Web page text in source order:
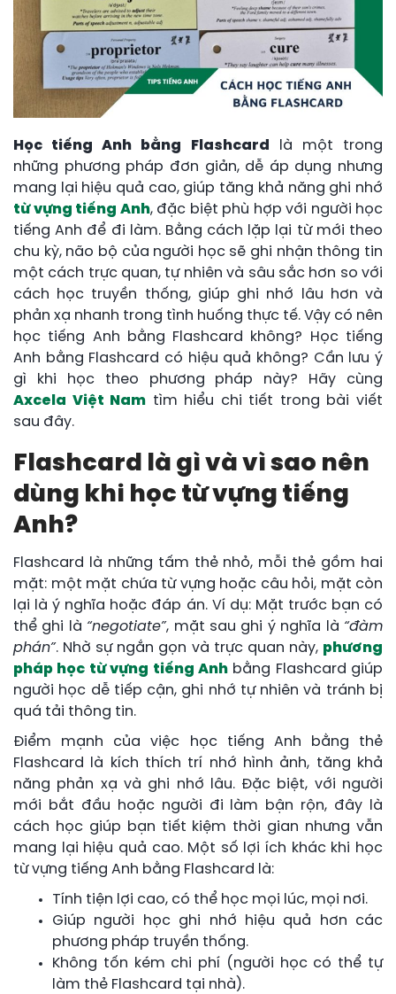
Học tiếng Anh bằng Flashcard là một trong
những phương pháp đơn giản, dễ áp dụng nhưng
mang lại hiệu quả cao, giúp tăng khả năng ghi nhớ
từ vựng tiếng Anh, đặc biệt phù hợp với người học
tiếng Anh để đi làm. Bằng cách lặp lại từ mới theo
chu kỳ, não bộ của người học sẽ ghi nhận thông tin
một cách trực quan, tự nhiên và sâu sắc hơn so với
cách học truyền thống, giúp ghi nhớ lâu hơn và
phản xạ nhanh trong tình huống thực tế. Vậy có nên
học tiếng Anh bằng Flashcard không? Học tiếng
Anh bằng Flashcard có hiệu quả không? Cần lưu ý
gì khi học theo phương pháp này? Hãy cùng
Axcela Việt Nam tìm hiểu chi tiết trong bài viết
sau đây.
Flashcard là gì và vì sao nên
dùng khi học từ vựng tiếng
Anh?
Flashcard là những tấm thẻ nhỏ, mỗi thẻ gồm hai
mặt: một mặt chứa từ vựng hoặc câu hỏi, mặt còn
lại là ý nghĩa hoặc đáp án. Ví dụ: Mặt trước bạn có
thể ghi là “negotiate”, mặt sau ghi ý nghĩa là “đàm
phán”. Nhờ sự ngắn gọn và trực quan này, phương
pháp học từ vựng tiếng Anhbằng Flashcard giúp
người học dễ tiếp cận, ghi nhớ tự nhiên và tránh bị
quá tải thông tin.
Điểm mạnh của việc học tiếng Anh bằng thẻ
Flashcard là kích thích trí nhớ hình ảnh, tăng khả
năng phản xạ và ghi nhớ lâu. Đặc biệt, với người
mới bắt đầu hoặc người đi làm bận rộn, đây là
cách học giúp bạn tiết kiệm thời gian nhưng vẫn
mang lại hiệu quả cao. Một số lợi ích khác khi học
từ vựng tiếng Anh bằng Flashcard là:
Tính tiện lợi cao, có thể học mọi lúc, mọi nơi.
Giúp người học ghi nhớ hiệu quả hơn các
phương pháp truyền thống.
Không tốn kém chi phí (người học có thể tự
làm thẻ Flashcard tại nhà).